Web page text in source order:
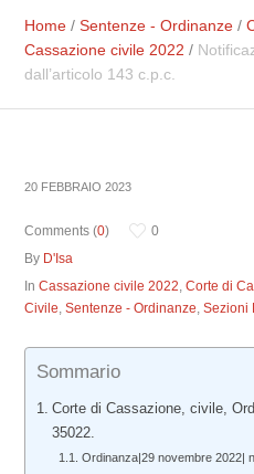
Home /Sentenze - Ordinanze /
Cassazione civile 2022 /
dall’articolo 143 c.p.c.
20 FEBBRAIO 2023
Comments (0)
0
By D'Isa
InCassazione civile 2022,Corte di
Civile,Sentenze - Ordinanze,Sezioni
Sommario
Corte di Cassazione, civile,
35022.
Ordinanza|29 novembre 2022|